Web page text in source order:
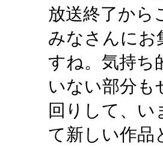
放送終了から
みなさんにお
すね。気持ち
いない部分も
回りして、い
て新しい作品